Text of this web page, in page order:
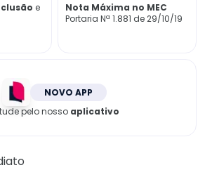
e
Nota Máxima no MEC
Portaria Nª 1.881 de 29/10/19
NOVO APP
pelo nosso aplicativo